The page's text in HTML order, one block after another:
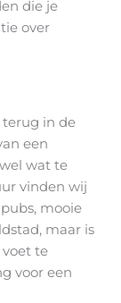
die je
over
terug in de
een
wat te
vinden wij
mooie
maar is
te
voor een